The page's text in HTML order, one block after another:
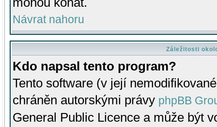
Návrat nahoru
Záležitosti
Kdo napsal tento program?
Tento software (v její
chráněn autorskými právy phpBB
General Public Licence a může být